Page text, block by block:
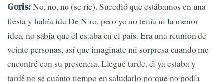
Goris:No, no, no (se ríe). Sucedió que estábamos en una
fiesta y había ido De Niro, pero yo no tenía ni la menor
idea, no sabía que él estaba en el país. Era una reunión de
veinte personas, así que imaginate mi sorpresa cuando me
encontré con su presencia. Llegué tarde, él ya estaba y
tardé no sé cuánto tiempo en saludarlo porque no podía